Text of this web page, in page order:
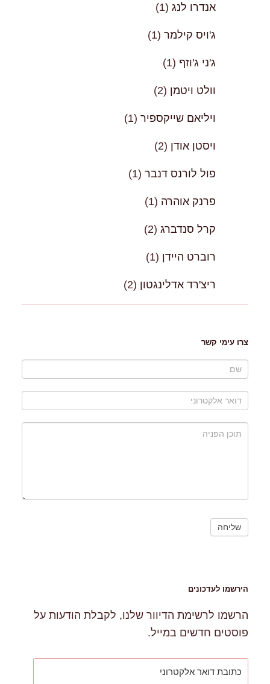
אנדרו לנג (1)
ג'ויס קילמר (1)
ג'ני ג'וזף (1)
וולט ויטמן (2)
ויליאם שייקספיר (1)
ויסטן אודן (2)
פול לורנס דנבר (1)
פרנק אוהרה (1)
קרל סנדברג (2)
רוברט היידן (1)
ריצ'רד אדלינגטון (2)
צרו עימי קשר
הירשמו לעדכונים
הרשמו לרשימת הדיוור שלנו, לקבלת הודעות על
פוסטים חדשים במייל.